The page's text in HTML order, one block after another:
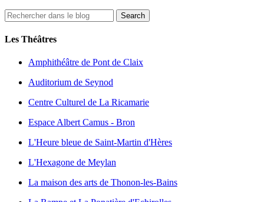
Les Théâtres
Amphithéâtre de Pont de Claix
Auditorium de Seynod
Centre Culturel de La Ricamarie
Espace Albert Camus - Bron
L'Heure bleue de Saint-Martin d'Hères
L'Hexagone de Meylan
La maison des arts de Thonon-les-Bains